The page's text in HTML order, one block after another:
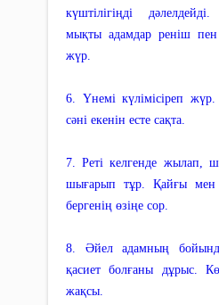
күштілігіңді
мықты адамдар реніш
жүр.
6. Үнемі күлімісіреп
сәні екенін есте сақта.
7. Реті келгенде жылап,
шығарып тұр. Қайғы мен
бергенің өзіңе сор.
8. Әйел адамның
қасиет болғаны дұрыс.
жақсы.